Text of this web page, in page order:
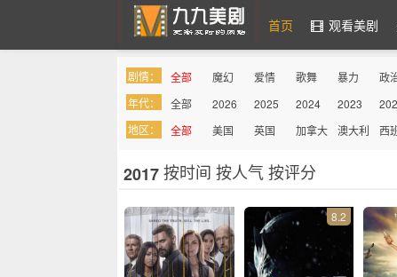
九九美剧
首页 观看美剧
剧情： 全部 魔幻 爱情 歌舞 暴力 政
罪案 综艺 奇幻 喜剧 吸血鬼 同
年代： 全部 2026 2025 2024 2023
地区：
全部 美国 英国 加拿大
澳大利
西
2017按时间 按人气 按评分
8.2